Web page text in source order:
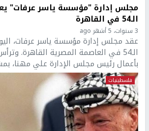
مجلس إدارة "مؤسسة ياسر عرفات"
الـ54 في القاهرة
3 سنوات، 5 أشهر ago
عقد مجلس إدارة مؤسسة ياسر عرفات،
الـ54 في العاصمة المصرية القاهرة.
بأعمال رئيس مجلس الإدارة علي مهنا،
فلسطينيات